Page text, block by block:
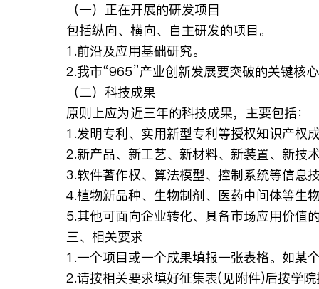
（一）正在开展的研发项目
包括纵向、横向、自主研发的项目。
1.前沿及应用基础研究。
2.我市“965”产业创新发展要突破的关键核
（二）科技成果
原则上应为近三年的科技成果，主要包括：
1.发明专利、实用新型专利等授权知识产权
2.新产品、新工艺、新材料、新装置、新技
3.软件著作权、算法模型、控制系统等信息
4.植物新品种、生物制剂、医药中间体等生
5.其他可面向企业转化、具备市场应用价值
三、相关要求
1.一个项目或一个成果填报一张表格。如某
2.请按相关要求填好征集表(见附件)后按学